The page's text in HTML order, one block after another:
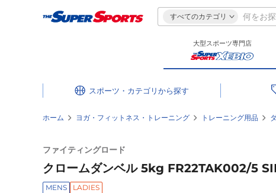
すべてのカテゴリ
大型スポーツ専門店
スポーツ・カテゴリ
ホーム ヨガ・フィットネス・トレーニング トレーニング用品
ファイティングロード
クロームダンベル 5kg FR22TAK002/5
MENS LADIES